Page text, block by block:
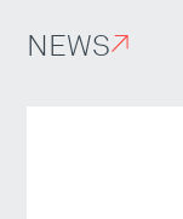
NEWS↗